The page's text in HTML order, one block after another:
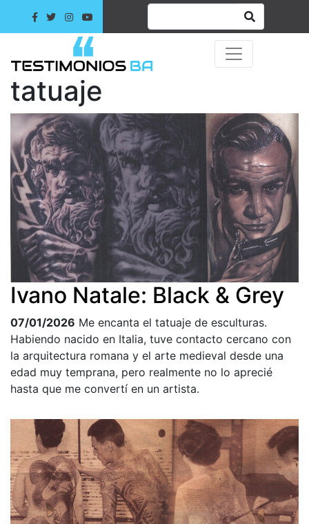
tatuaje
Ivano Natale: Black & Grey
07/01/2026 Me encanta el tatuaje de esculturas.
Habiendo nacido en Italia, tuve contacto cercano con
la arquitectura romana y el arte medieval desde una
edad muy temprana, pero realmente no lo aprecié
hasta que me convertí en un artista.